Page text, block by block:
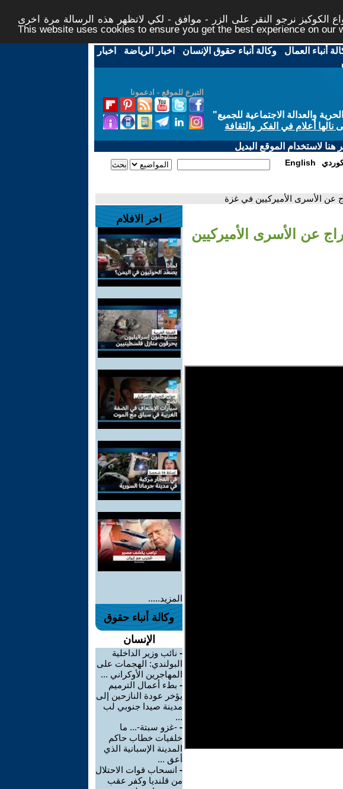
نرجو النقر على الزر - موافق - لكي لاتظهر هذه الرسالة مرة اخرى -
This website uses cookies to ensure you get the best experience on our
أنباء العمال -وكالة أنباء حقوق الإنسان - اخبار الرياضة - اخبار
التبرع للموقع - ادعمونا
والعدالة الاجتماعية للجميع"
أعلام في الفكر والثقافة
لاستخدام الموقع البديل
English
عن الأسرى الأميركيين في غزة
عن الأسرى الأميركيين
اخر الافلام
المزيد.....
وكالة أنباء حقوق
الإنسان
- نائب وزير الداخلية
البولندي: الهجمات على
المهاجرين الأوكراني ...
- بطء أعمال الترميم
يؤخر عودة النازحين إلى
مدينة صيدا جنوبي لب
...
- -غزو سبتة-... ما
خلفيات خطاب حاكم
المدينة الإسبانية الذي
أعق ...
- انسحاب قوات الاحتلال
من قلنديا وكفر عقب